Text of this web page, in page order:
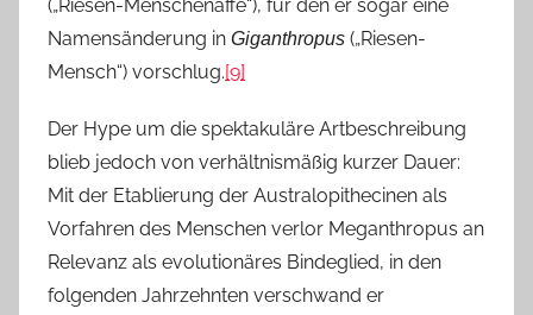
(„Riesen-Menschenaffe“), für den er sogar eine
Namensänderung in Giganthropus („Riesen-
Mensch“) vorschlug.[9]
Der Hype um die spektakuläre Artbeschreibung
blieb jedoch von verhältnismäßig kurzer Dauer:
Mit der Etablierung der Australopithecinen als
Vorfahren des Menschen verlor Meganthropus an
Relevanz als evolutionäres Bindeglied, in den
folgenden Jahrzehnten verschwand er